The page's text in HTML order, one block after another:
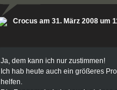
Crocus am 31. März 2008 um
Ja, dem kann ich nur zustimmen!
Ich hab heute auch ein größeres
helfen.